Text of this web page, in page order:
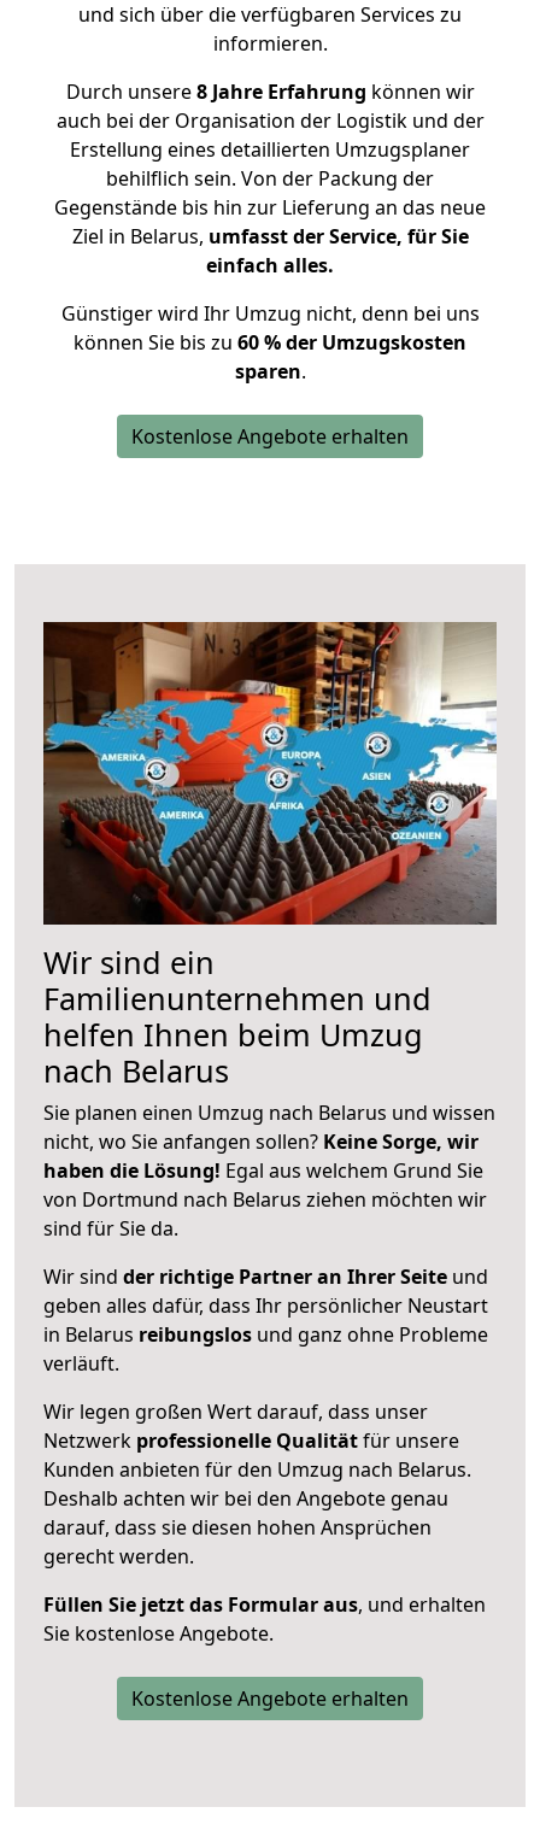
und sich über die verfügbaren Services zu
informieren.
Durch unsere8 Jahre Erfahrung können wir
auch bei der Organisation der Logistik und der
Erstellung eines detaillierten Umzugsplaner
behilflich sein. Von der Packung der
Gegenstände bis hin zur Lieferung an das neue
Ziel in Belarus, umfasst der Service, für Sie
einfach alles.
Günstiger wird Ihr Umzug nicht, denn bei uns
können Sie bis zu 60 % der Umzugskosten
sparen.
Kostenlose Angebote erhalten
Wir sind ein
Familienunternehmen und
helfen Ihnen beim Umzug
nach Belarus
Sie planen einen Umzug nach Belarus und wissen
nicht, wo Sie anfangen sollen? Keine Sorge, wir
haben die Lösung! Egal aus welchem Grund Sie
von Dortmund nach Belarus ziehen möchten wir
sind für Sie da.
Wir sind der richtige Partner an Ihrer Seite und
geben alles dafür, dass Ihr persönlicher Neustart
in Belarus reibungslos und ganz ohne Probleme
verläuft.
Wir legen großen Wert darauf, dass unser
Netzwerk professionelle Qualitätfür unsere
Kunden anbieten für den Umzug nach Belarus.
Deshalb achten wir bei den Angebote genau
darauf, dass sie diesen hohen Ansprüchen
gerecht werden.
Füllen Sie jetzt das Formular aus, und erhalten
Sie kostenlose Angebote.
Kostenlose Angebote erhalten